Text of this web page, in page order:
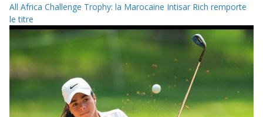
All Africa Challenge Trophy: la Marocaine Intisar Rich remporte
le titre